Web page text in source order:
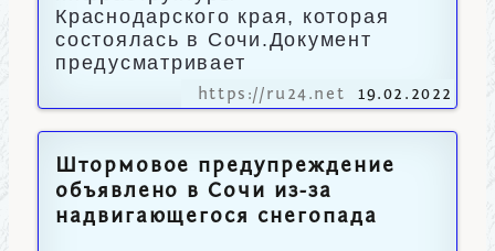
Краснодарского края, которая
состоялась в Сочи.Документ
предусматривает
https://ru24.net 19.02.2022
Штормовое предупреждение
объявлено в Сочи из-за
надвигающегося снегопада